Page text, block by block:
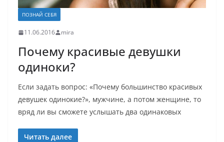
ПОЗНАЙ СЕБЯ
11.06.2016 mira
Почему красивые девушки
одиноки?
Если задать вопрос: «Почему большинство красивых
девушек одинокие?», мужчине, а потом женщине, то
вряд ли вы сможете услышать два одинаковых
Читать далее